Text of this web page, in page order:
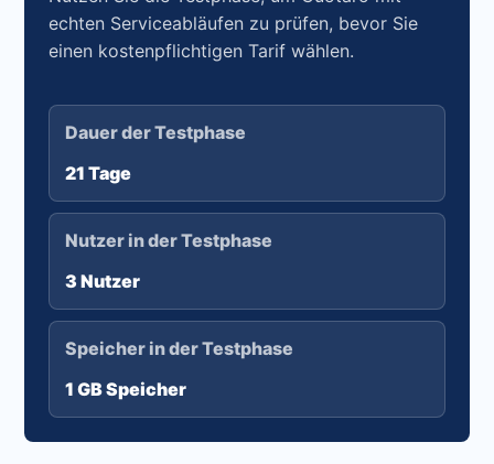
echten Serviceabläufen zu prüfen, bevor Sie
einen kostenpflichtigen Tarif wählen.
Dauer der Testphase
21 Tage
Nutzer in der Testphase
3 Nutzer
Speicher in der Testphase
1 GB Speicher